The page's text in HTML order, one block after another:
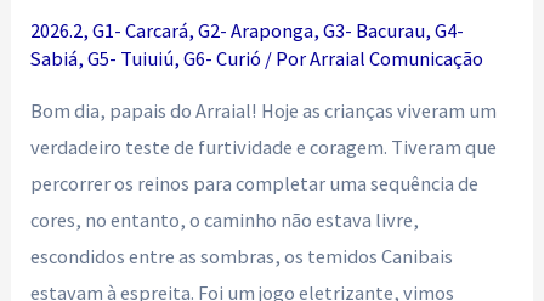
2026.2,G1- Carcará,G2- Araponga,G3- Bacurau,G4-
Sabiá,G5- Tuiuiú,G6- Curió / PorArraial Comunicação
Bom dia, papais do Arraial! Hoje as crianças viveram um
verdadeiro teste de furtividade e coragem. Tiveram que
percorrer os reinos para completar uma sequência de
cores, no entanto, o caminho não estava livre,
escondidos entre as sombras, os temidos Canibais
estavam à espreita. Foi um jogo eletrizante, vimos